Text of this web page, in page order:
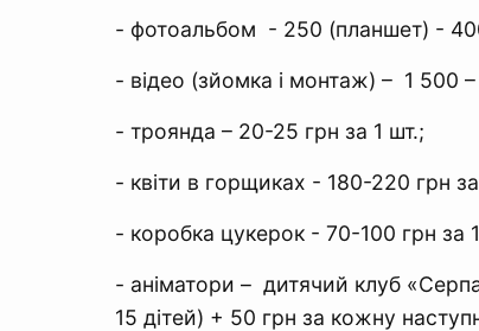
- фотоальбом - 250 (планшет) -
- відео (зйомка і монтаж) – 1 500
- троянда – 20-25 грн за 1 шт.;
- квіти в горщиках - 180-220 грн
- коробка цукерок - 70-100 грн за
- аніматори – дитячий клуб
15 дітей) + 50 грн за кожну